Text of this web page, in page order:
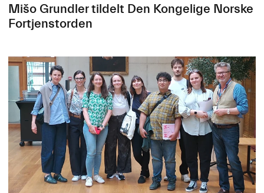
Mišo Grundler tildelt Den Kongelige Norske
Fortjenstorden